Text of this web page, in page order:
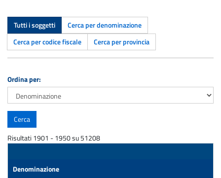
Tutti i soggetti
Cerca per denominazione
Cerca per codice fiscale
Cerca per provincia
Ordina per:
Risultati 1901 - 1950 su 51208
Denominazione